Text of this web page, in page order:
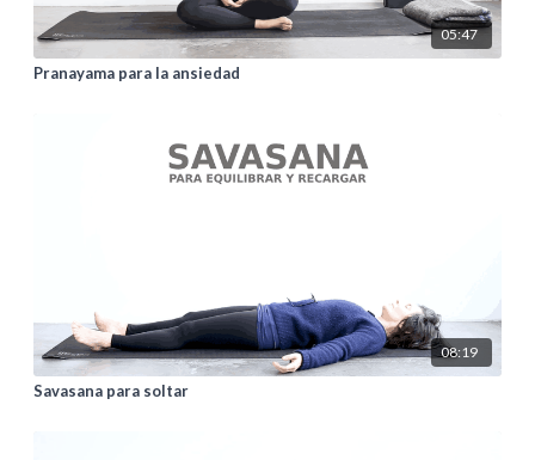
05:47
Pranayama para la ansiedad
08:19
Savasana para soltar